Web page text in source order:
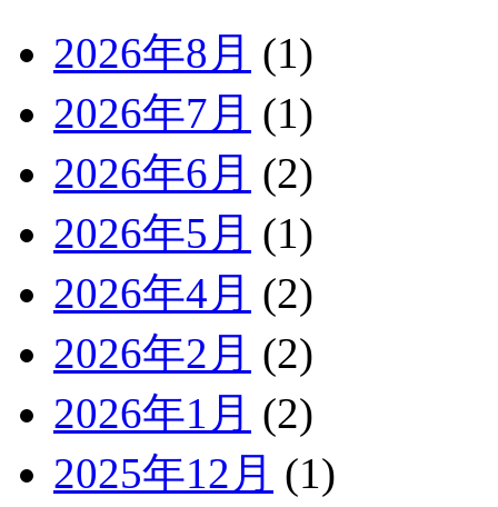
2026年8月 (1)
2026年7月 (1)
2026年6月 (2)
2026年5月 (1)
2026年4月 (2)
2026年2月 (2)
2026年1月 (2)
2025年12月 (1)